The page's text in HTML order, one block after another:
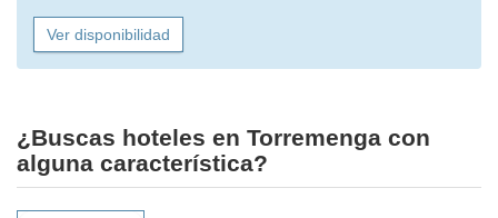
Ver disponibilidad
¿Buscas hoteles en Torremenga con
alguna característica?